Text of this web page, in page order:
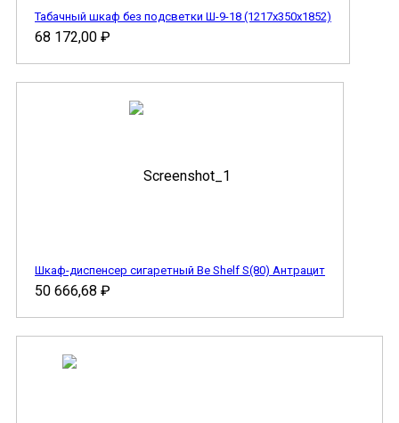
Табачный шкаф без подсветки Ш-9-18 (1217х350х1852)
68 172,00 ₽
Шкаф-диспенсер сигаретный Be Shelf S(80) Антрацит
50 666,68 ₽